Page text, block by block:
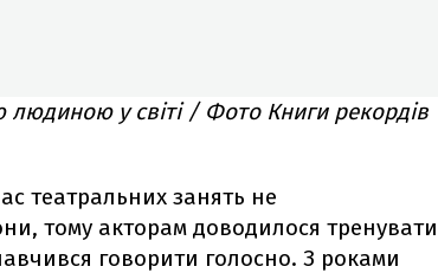
людиною у світі / Фото Книги рекордів
театральних занять не
тому акторам доводилося тренувати
говорити голосно. З роками